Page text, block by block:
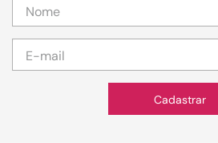
Cadastrar